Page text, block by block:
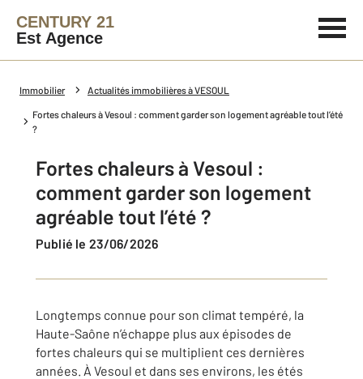
CENTURY 21
Est Agence
Immobilier Actualités immobilières à VESOUL
Fortes chaleurs à Vesoul : comment garder son logement agréable tout l’été
?
Fortes chaleurs à Vesoul :
comment garder son logement
agréable tout l’été ?
Publié le 23/06/2026
Longtemps connue pour son climat tempéré, la
Haute-Saône n’échappe plus aux épisodes de
fortes chaleurs qui se multiplient ces dernières
années. À Vesoul et dans ses environs, les étés